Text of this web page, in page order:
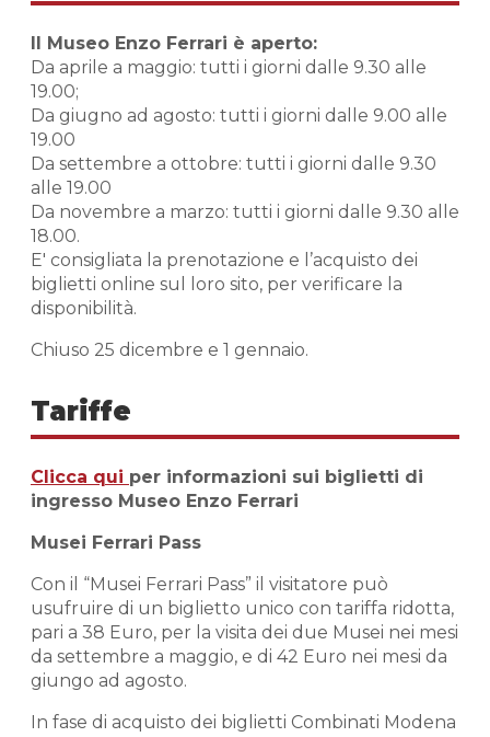
Il Museo Enzo Ferrari è aperto:
Da aprile a maggio: tutti i giorni dalle 9.30 alle
19.00;
Da giugno ad agosto: tutti i giorni dalle 9.00 alle
19.00
Da settembre a ottobre: tutti i giorni dalle 9.30
alle 19.00
Da novembre a marzo: tutti i giorni dalle 9.30 alle
18.00.
E' consigliata la prenotazione e l’acquisto dei
biglietti online sul loro sito, per verificare la
disponibilità.
Chiuso 25 dicembre e 1 gennaio.
Tariffe
Clicca qui per informazioni sui biglietti di
ingresso Museo Enzo Ferrari
Musei Ferrari Pass
Con il “Musei Ferrari Pass” il visitatore può
usufruire di un biglietto unico con tariffa ridotta,
pari a 38 Euro, per la visita dei due Musei nei mesi
da settembre a maggio, e di 42 Euro nei mesi da
giungo ad agosto.
In fase di acquisto dei biglietti Combinati Modena